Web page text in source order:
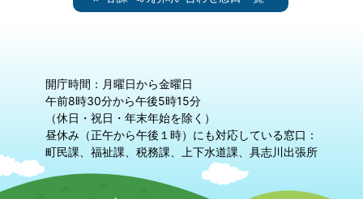
開庁時間：月曜日から金曜日
午前8時30分から午後5時15分
（休日・祝日・年末年始を除く）
昼休み（正午から午後１時）にも対応している窓口：
町民課、福祉課、税務課、上下水道課、具志川出張所